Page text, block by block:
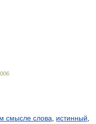
смысле слова истинный